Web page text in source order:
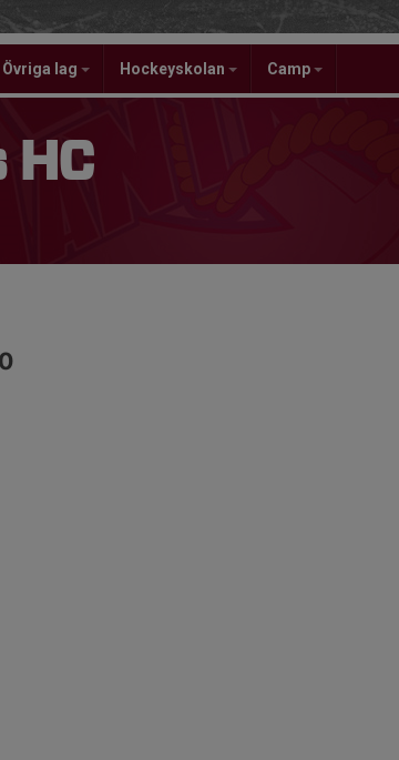
Övriga lag Hockeyskolan Camp
HC